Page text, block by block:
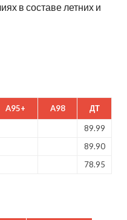
в составе летних и
A95+ A98 ДТ
89.99
89.90
78.95